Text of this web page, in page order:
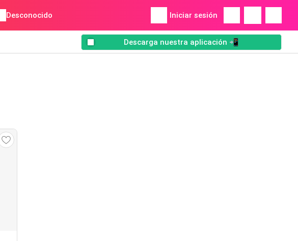
Desconocido Iniciar sesión
Descarga nuestra aplicación 📲